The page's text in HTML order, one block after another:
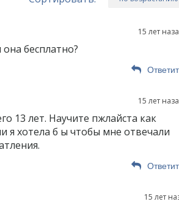
15 лет
бесплатно?
15 лет
13 лет. Научите пжлайста как
я хотела б ы чтобы мне отвечали
15 лет